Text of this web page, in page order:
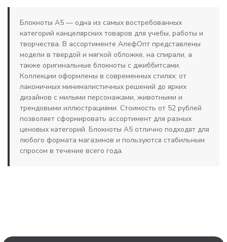
Блокноты А5 — одна из самых востребованных
категорий канцелярских товаров для учебы, работы и
творчества. В ассортименте АлефОпт представлены
модели в твердой и мягкой обложке, на спирали, а
также оригинальные блокноты с джиббитсами.
Коллекции оформлены в современных стилях: от
лаконичных минималистичных решений до ярких
дизайнов с милыми персонажами, животными и
трендовыми иллюстрациями. Стоимость от 52 рублей
позволяет сформировать ассортимент для разных
ценовых категорий. Блокноты А5 отлично подходят для
любого формата магазинов и пользуются стабильным
спросом в течение всего года.